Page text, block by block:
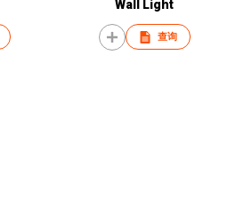
Wall Light
查询